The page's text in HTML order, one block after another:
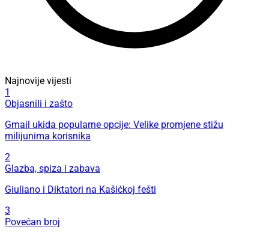
Najnovije vijesti
1
Objasnili i zašto
Gmail ukida popularne opcije: Velike promjene stižu
milijunima korisnika
2
Glazba, spiza i zabava
Giuliano i Diktatori na Kašićkoj fešti
3
Povećan broj